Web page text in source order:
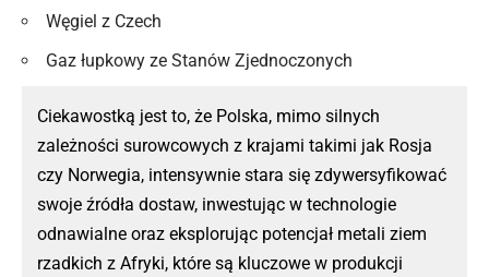
Węgiel z Czech
Gaz łupkowy ze Stanów Zjednoczonych
Ciekawostką jest to, że Polska, mimo silnych
zależności surowcowych z krajami takimi jak Rosja
czy Norwegia, intensywnie stara się zdywersyfikować
swoje źródła dostaw, inwestując w technologie
odnawialne oraz eksplorując potencjał metali ziem
rzadkich z Afryki, które są kluczowe w produkcji